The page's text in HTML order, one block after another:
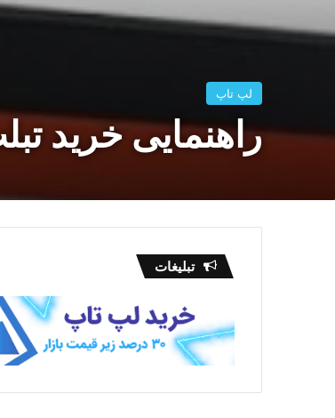
لپ تاپ
راهنمایی خرید
تبلیغات